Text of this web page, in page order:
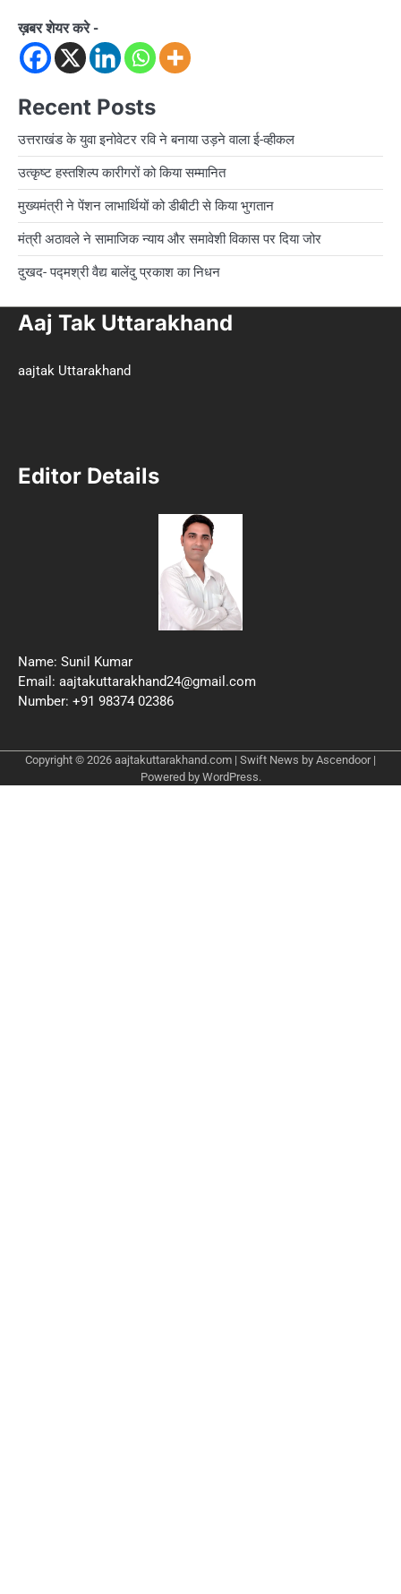
ख़बर शेयर करे -
Recent Posts
उत्तराखंड के युवा इनोवेटर रवि ने बनाया उड़ने वाला ई-व्हीकल
उत्कृष्ट हस्तशिल्प कारीगरों को किया सम्मानित
मुख्यमंत्री ने पेंशन लाभार्थियों को डीबीटी से किया भुगतान
मंत्री अठावले ने सामाजिक न्याय और समावेशी विकास पर दिया जोर
दुखद- पद्मश्री वैद्य बालेंदु प्रकाश का निधन
Aaj Tak Uttarakhand
aajtak Uttarakhand
Editor Details
Name: Sunil Kumar
Email: aajtakuttarakhand24@gmail.com
Number: +91 98374 02386
Copyright © 2026 aajtakuttarakhand.com | Swift News by Ascendoor|
Powered by WordPress.